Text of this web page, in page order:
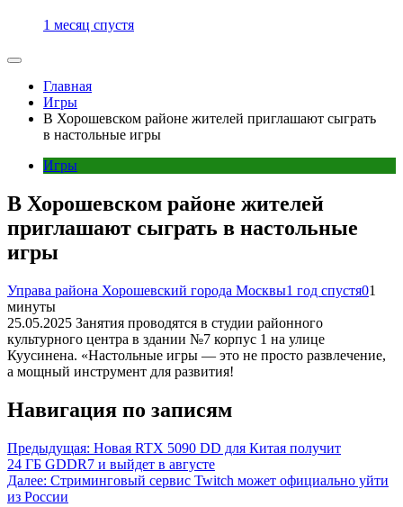
1 месяц спустя
Главная
Игры
В Хорошевском районе жителей приглашают сыграть
в настольные игры
Игры
В Хорошевском районе жителей
приглашают сыграть в настольные
игры
Управа района Хорошевский города Москвы1 год спустя01
минуты
25.05.2025 Занятия проводятся в студии районного
культурного центра в здании №7 корпус 1 на улице
Куусинена. «Настольные игры — это не просто развлечение,
а мощный инструмент для развития!
Навигация по записям
Предыдущая: Новая RTX 5090 DD для Китая получит
24 ГБ GDDR7 и выйдет в августе
Далее: Стриминговый сервис Twitch может официально уйти
из России